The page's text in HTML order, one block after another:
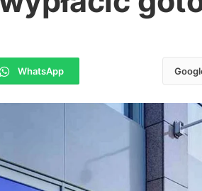
WhatsApp